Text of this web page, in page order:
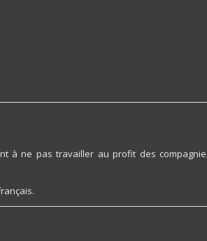
à ne pas travailler au profit des